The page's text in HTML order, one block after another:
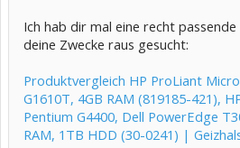
Ich hab dir mal eine recht passende
deine Zwecke raus gesucht:
Produktvergleich HP ProLiant
G1610T, 4GB RAM (819185-421),
Pentium G4400, Dell PowerEdge
RAM, 1TB HDD (30-0241) |